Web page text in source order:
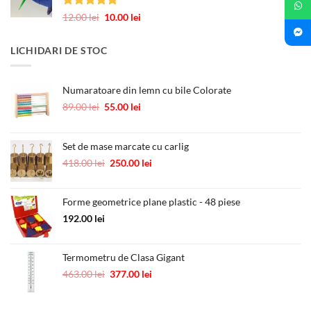
Evaluat la
12.00lei Prețul
fost:
10.00 lei
LICHIDARI DE STOC
Numaratoare din lemn cu bile Colorate
89.00lei Prețul
fost:
89.00 lei.
55.00 lei
55.00 lei.
Set de mase marcate cu carlig
418.00lei Prețul
fost:
250.00 lei
250.00 lei.
Forme geometrice plane plastic - 48 piese
192.00 lei
Termometru de Clasa Gigant
463.00lei Prețul
377.00 lei